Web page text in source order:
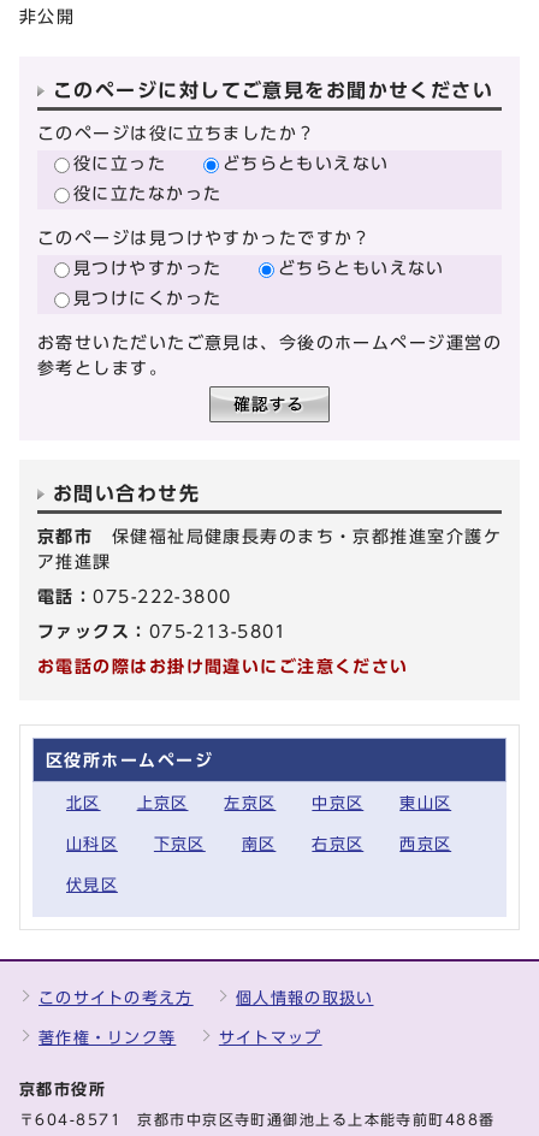
非公開
このページに対してご意見をお聞かせください
このページは役に立ちましたか？
役に立った
どちらともいえない
役に立たなかった
このページは見つけやすかったですか？
見つけやすかった
どちらともいえない
見つけにくかった
お寄せいただいたご意見は、今後のホームページ運営の
参考とします。
お問い合わせ先
京都市 保健福祉局健康長寿のまち・京都推進室介護ケ
ア推進課
電話：075-222-3800
ファックス： 075-213-5801
お電話の際はお掛け間違いにご注意ください
区役所ホームページ
北区 上京区 左京区 中京区 東山区
山科区 下京区 南区 右京区 西京区
伏見区
このサイトの考え方 個人情報の取扱い
著作権・リンク等 サイトマップ
京都市役所
〒604-8571 京都市中京区寺町通御池上る上本能寺前町488番